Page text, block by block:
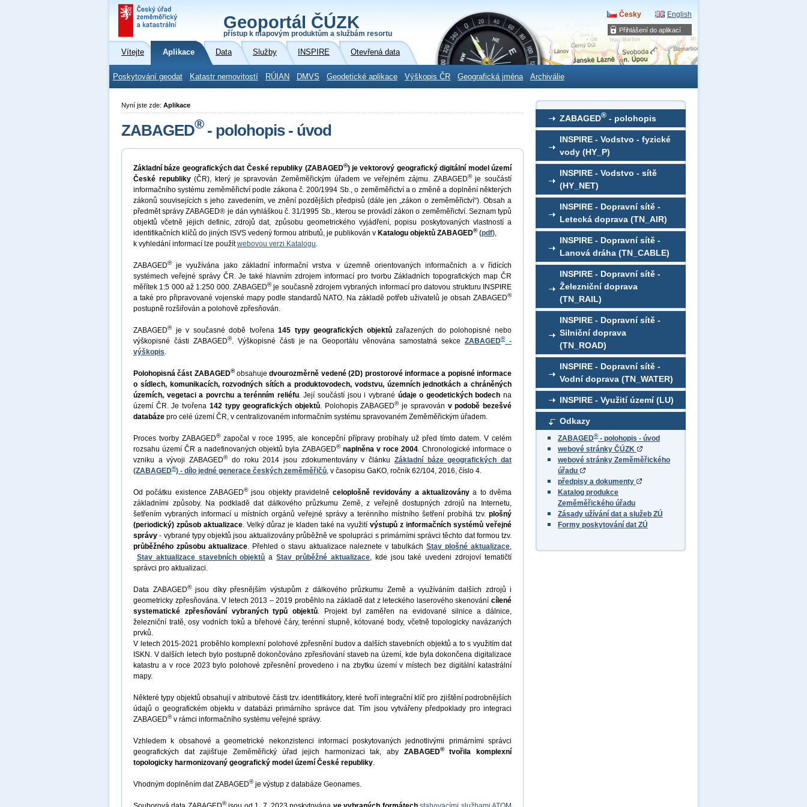
Přihlášení do aplikací
Geoportál ČÚZK
přístup k mapovým produktům a službám resortu
Česky English
Vítejte Aplikace Data Služby INSPIRE Otevřená data
Poskytování geodat Katastr nemovitostí RÚIAN DMVS Geodetické aplikace Výškopis ČR Geografická jména Archiválie
ZABAGED® - polohopis
INSPIRE - Vodstvo - fyzické
vody (HY_P)
INSPIRE - Vodstvo - sítě
(HY_NET)
INSPIRE - Dopravní sítě -
Letecká doprava (TN_AIR)
INSPIRE - Dopravní sítě -
Lanová dráha (TN_CABLE)
INSPIRE - Dopravní sítě -
Železniční doprava
(TN_RAIL)
INSPIRE - Dopravní sítě -
Silniční doprava
(TN_ROAD)
INSPIRE - Dopravní sítě -
Vodní doprava (TN_WATER)
INSPIRE - Využití území (LU)
Odkazy
ZABAGED®- polohopis - úvod
webové stránky ČÚZK
webové stránky Zeměměřického
úřadu
předpisy a dokumenty
Katalog produkce
Zeměměřického úřadu
Zásady užívání dat a služeb ZÚ
Formy poskytování dat ZÚ
Nyní jste zde: Aplikace
ZABAGED®- polohopis - úvod
Základní báze geografických dat České republiky (ZABAGED®) je vektorový geografický digitální model území
České republiky(ČR), který je spravován Zeměměřickým úřadem ve veřejném zájmu. ZABAGED®je součástí
informačního systému zeměměřictví podle zákona č. 200/1994 Sb., o zeměměřictví a o změně a doplnění některých
zákonů souvisejících s jeho zavedením, ve znění pozdějších předpisů (dále jen „zákon o zeměměřictví“). Obsah a
předmět správy ZABAGED® je dán vyhláškou č. 31/1995 Sb., kterou se provádí zákon o zeměměřictví. Seznam typů
objektů včetně jejich definic, zdrojů dat, způsobu geometrického vyjádření, popisu poskytovaných vlastností a
identifikačních klíčů do jiných ISVS vedený formou atributů, je publikován v Katalogu objektů ZABAGED® (pdf),
k vyhledání informací lze použítwebovou verzi Katalogu.
ZABAGED®je využívána jako základní informační vrstva v územně orientovaných informačních a v řídících
systémech veřejné správy ČR. Je také hlavním zdrojem informací pro tvorbu Základních topografických map ČR
měřítek 1:5 000 až 1:250 000. ZABAGED®je současně zdrojem vybraných informací pro datovou strukturu INSPIRE
a také pro připravované vojenské mapy podle standardů NATO. Na základě potřeb uživatelů je obsah ZABAGED®
postupně rozšiřován a polohově zpřesňován.
ZABAGED®je v současné době tvořena145 typy geografických objektůzařazených do polohopisné nebo
výškopisné části ZABAGED®. Výškopisné části je na Geoportálu věnována samostatná sekce ZABAGED®-
výškopis.
Polohopisná část ZABAGED®obsahujedvourozměrně vedené (2D) prostorové informace a popisné informace
o sídlech, komunikacích, rozvodných sítích a produktovodech, vodstvu, územních jednotkách a chráněných
územích, vegetaci a povrchu a terénním reliéfu. Její součástí jsou i vybrané údaje o geodetických bodech na
území ČR. Je tvořena 142 typy geografických objektů. Polohopis ZABAGED®je spravován v podobě bezešvé
databáze pro celé území ČR, v centralizovaném informačním systému spravovaném Zeměměřickým úřadem.
Proces tvorby ZABAGED®započal v roce 1995, ale koncepční přípravy probíhaly už před tímto datem. V celém
rozsahu území ČR a nadefinovaných objektů byla ZABAGED® naplněna v roce 2004. Chronologické informace o
vzniku a vývoji ZABAGED®do roku 2014 jsou zdokumentovány v článku Základní báze geografických dat
(ZABAGED®) - dílo jedné generace českých zeměměřičů, v časopisu GaKO, ročník 62/104, 2016, číslo 4.
Od počátku existence ZABAGED®jsou objekty pravidelněceloplošně revidovány a aktualizovány a to dvěma
základními způsoby. Na podkladě dat dálkového průzkumu Země, z veřejně dostupných zdrojů na Internetu,
šetřením vybraných informací u místních orgánů veřejné správy a terénního místního šetření probíhá tzv. plošný
(periodický) způsob aktualizace. Velký důraz je kladen také na využitívýstupů z informačních systémů veřejné
správy - vybrané typy objektů jsou aktualizovány průběžně ve spolupráci s primárními správci těchto dat formou tzv.
průběžného způsobu aktualizace. Přehled o stavu aktualizace naleznete v tabulkách Stav plošné aktualizace,
Stav aktualizace stavebních objektů aStav průběžné aktualizace, kde jsou také uvedeni zdrojoví tematičtí
správci pro aktualizaci.
Data ZABAGED®jsou díky přesnějším výstupům z dálkového průzkumu Země a využíváním dalších zdrojů i
geometricky zpřesňována. V letech 2013 – 2019 proběhlo na základě dat z leteckého laserového skenování cílené
systematické zpřesňování vybraných typů objektů. Projekt byl zaměřen na evidované silnice a dálnice,
železniční tratě, osy vodních toků a břehové čáry, terénní stupně, kótované body, včetně topologicky navázaných
prvků.
V letech 2015-2021 proběhlo komplexní polohové zpřesnění budov a dalších stavebních objektů a to s využitím dat
ISKN. V dalších letech bylo postupně dokončováno zpřesňování staveb na území, kde byla dokončena digitalizace
katastru a v roce 2023 bylo polohové zpřesnění provedeno i na zbytku území v místech bez digitální katastrální
mapy.
Některé typy objektů obsahují v atributové části tzv. identifikátory, které tvoří integrační klíč pro zjištění podrobnějších
údajů o geografickém objektu v databázi primárního správce dat. Tím jsou vytvářeny předpoklady pro integraci
ZABAGED®v rámci informačního systému veřejné správy.
Vzhledem k obsahové a geometrické nekonzistenci informací poskytovaných jednotlivými primárními správci
geografických dat zajišťuje Zeměměřický úřad jejich harmonizaci tak, aby ZABAGED®tvořila komplexní
topologicky harmonizovaný geografický model území České republiky.
Vhodným doplněním dat ZABAGED®je výstup z databáze Geonames.
®